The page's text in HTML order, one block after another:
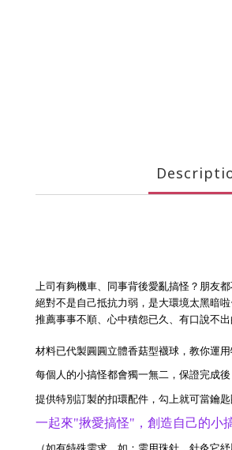
上司有夠機車、同事背後愛亂搞怪？朋友都
絕對不是自己抵抗力弱，是大環境太黑暗啦
推薦事事不順、心中積怨已久、有口說不
材料已代製圓圓立體香菇型襪球， 教你運
每個人的小搞怪都會獨一無二，保證完成後
提供特別訂製的扣環配件，勾上就可當鑰匙
一起來"揪愛搞怪"，創造自己的小